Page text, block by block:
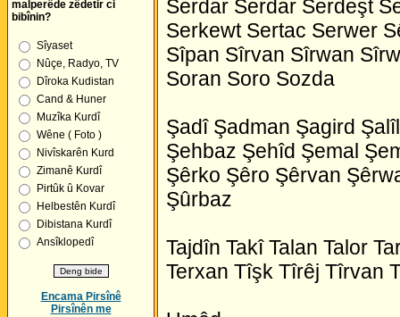
malperêde zêdetir ci
bibînin?
Sîyaset
Nûçe, Radyo, TV
Dîroka Kudistan
Cand & Huner
Muzîka Kurdî
Wêne ( Foto )
Nivîskarên Kurd
Zimanê Kurdî
Pirtûk û Kovar
Helbestên Kurdî
Dibistana Kurdî
Ansîklopedî
Encama Pirsînê
Pirsînên me
Serdar Serdar Serdeşt
Serkewt Sertac Serwer
Sîpan Sîrvan Sîrwan
Soran Soro Sozda
Şadî Şadman Şagird
Şehbaz Şehîd Şemal
Şêrko Şêro Şêrvan
Şûrbaz
Tajdîn Takî Talan Talor
Terxan Tîşk Tîrêj Tîrvan